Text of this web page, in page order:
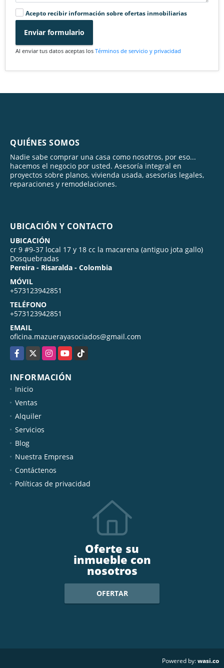
Acepto recibir información sobre ofertas inmobiliarias
Enviar formulario
Al enviar tus datos aceptas los Términos de servicio y privacidad
QUIÉNES SOMOS
Nadie sabe comprar una casa como nosotros, por eso...
hacemos el negocio por usted. Asesoría integral en
proyectos sobre planos, vivienda usada, asesorías legales,
reparaciones y remodelaciones.
UBICACIÓN Y CONTACTO
UBICACIÓN
cr 9 #9-37 local 17 y 18 cc la macarena (antiguo jota gallo)
Dosquebradas
Pereira - Risaralda - Colombia
MÓVIL
+573123942851
TELÉFONO
+573123942851
EMAIL
oficina.mazuerayasociados@gmail.com
Facebook
X InstagramYouTubeTikTok
INFORMACIÓN
Inicio
Ventas
Alquiler
Servicios
Blog
Nuestra Empresa
Contáctenos
Políticas de privacidad
Oferte su
inmueble con
nosotros
OFERTAR
Powered by:wasi.co